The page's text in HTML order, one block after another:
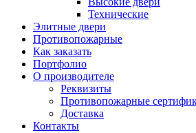
Технические
Элитные двери
Противопожарные
Как заказать
Портфолио
О производителе
Реквизиты
Противопожарные
Доставка
Контакты